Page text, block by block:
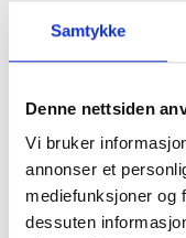
Samtykke
Denne nettsiden
Vi bruker
annonser et
mediefunksjoner og
dessuten
Coverage